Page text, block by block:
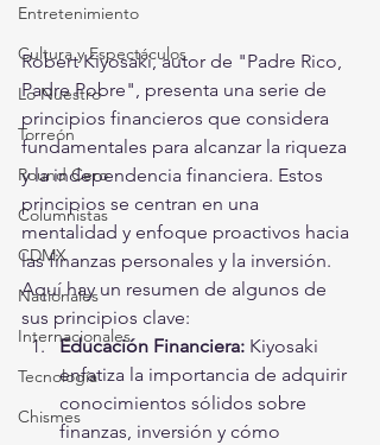
Entretenimiento
Cultura y Espectáculos
Lo Nuestro
Torreón
Round Cero
Columnistas
CDMX
Nacionales
Internacionales
Tecnología
Chismes
Robert Kiyosaki, autor de "Padre Rico,
Padre Pobre", presenta una serie de
principios financieros que considera
fundamentales para alcanzar la riqueza
y la independencia financiera. Estos
principios se centran en una
mentalidad y enfoque proactivos hacia
las finanzas personales y la inversión.
Aquí hay un resumen de algunos de
sus principios clave:
Educación Financiera: Kiyosaki
enfatiza la importancia de adquirir
conocimientos sólidos sobre
finanzas, inversión y cómo